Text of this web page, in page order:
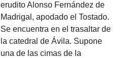
erudito Alonso Fernández de
Madrigal, apodado el Tostado.
Se encuentra en el trasaltar de
la catedral de Ávila. Supone
una de las cimas de la